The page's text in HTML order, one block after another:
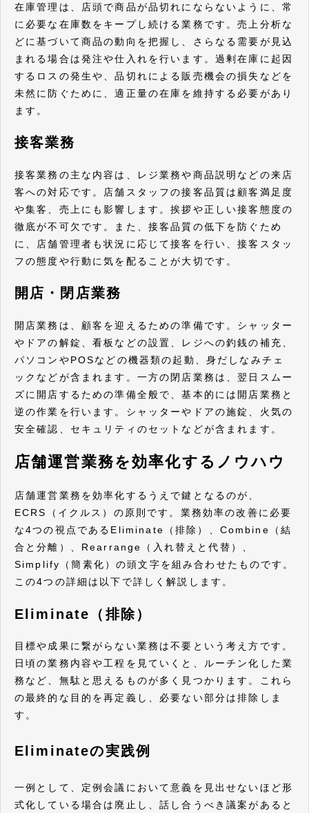
在庫管理は、店頭で商品が品切れにならないように、常
に必要な在庫数をキープし続ける業務です。売上分析な
どに基づいて商品の動向を把握し、さらなる需要が見込
まれる場合は発注や仕入れを行います。過剰在庫に起因
するロスの発生や、品切れによる販売機会の損失などを
未然に防ぐために、適正量の在庫を維持する必要があり
ます。
接客業務
接客業務の主な内容は、レジ業務や商品説明などの来店
客への対応です。店舗スタッフの接客品質は顧客満足度
や集客、売上にも影響します。挨拶や正しい接客態度の
徹底が不可欠です。また、接客品質の低下を防ぐため
に、店舗管理者も状況に応じて接客を行い、接客スタッ
フの態度や行動に気を配ることが大切です。
開店・閉店業務
開店業務は、顧客を迎えるための準備です。シャッター
やドアの解錠、看板などの設置、レジへの釣銭の補充、
パソコンやPOSなどの機器類の起動、身だしなみチェ
ックなどが含まれます。一方の閉店業務は、翌日スムー
ズに開店するための準備全般で、基本的には開店業務と
逆の作業を行います。シャッターやドアの施錠、火気の
安全確認、セキュリティのセットなどが含まれます。
店舗運営業務を効率化するノウハウ
店舗運営業務を効率化するうえで鍵となるのが、
ECRS（イクルス）の原則です。業務効率の改善に必要
な4つの視点であるEliminate（排除）、Combine（結
合と分離）、Rearrange（入れ替えと代替）、
Simplify（簡素化）の頭文字を組み合わせたものです。
この4つの詳細は以下で詳しく解説します。
Eliminate（排除）
目標や成果に繋がらない業務は不要という考え方です。
日頃の業務内容や工程を見ていくと、ルーチン化した業
務など、無駄と思えるものが多く見つかります。これら
の最終的な目的を再定義し、必要ない部分は排除しま
す。
Eliminateの実践例
一例として、定例会議において意義を見出せないほど形
式化している場合は廃止し、話し合うべき議案があると